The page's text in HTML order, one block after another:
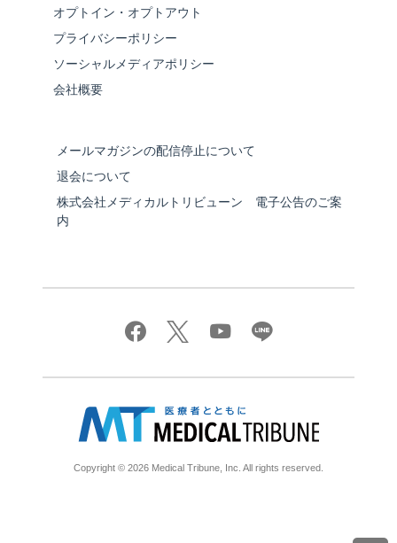
オプトイン・オプトアウト
プライバシーポリシー
ソーシャルメディアポリシー
会社概要
メールマガジンの配信停止について
退会について
株式会社メディカルトリビューン 電子公告のご案
内
Copyright © 2026 Medical Tribune, Inc. All rights reserved.